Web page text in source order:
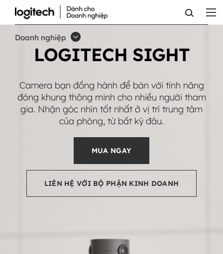
LOGITECH
SIGHT
Doanh nghiệp
LOGITECH SIGHT
Camera bạn đồng hành để bàn với tính năng
đóng khung thông minh cho nhiều người tham
gia. Nhận góc nhìn tốt nhất ở vị trí trung tâm
của phòng, từ bất kỳ đâu.
MUA NGAY
LIÊN HỆ VỚI BỘ PHẬN KINH DOANH